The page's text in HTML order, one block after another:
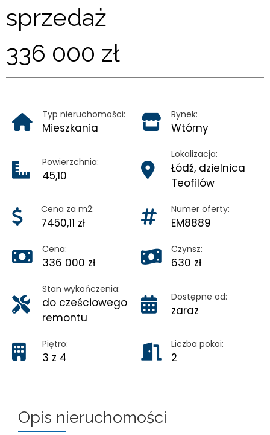
sprzedaż
336 000 zł
Typ nieruchomości:
Mieszkania
Rynek:
Wtórny
Powierzchnia:
45,10
Lokalizacja:
Łódź, dzielnica
Teofilów
Cena za m2:
7450,11 zł
Numer oferty:
EM8889
Cena:
336 000 zł
Czynsz:
630 zł
Stan wykończenia:
do cześciowego
remontu
Dostępne od:
zaraz
Piętro:
3 z 4
Liczba pokoi:
2
Opis nieruchomości